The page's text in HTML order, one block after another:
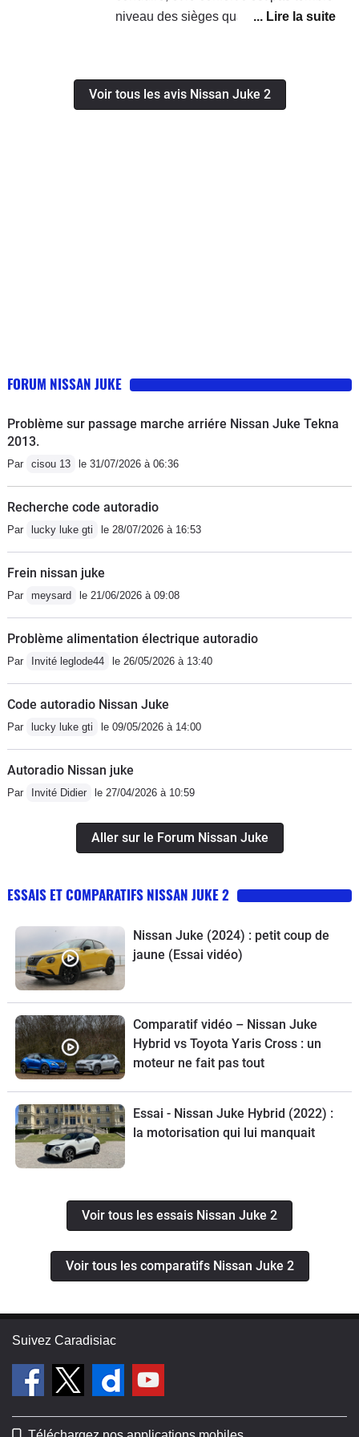
niveau des sièges quand on fait des
sa pousse bien j était étonné, y a
grand coffre pour un petit suv, et la
Voir tous les avis Nissan Juke 2
FORUM NISSAN JUKE
Problème sur passage marche arriére Nissan Juke Tekna
2013.
Par cisou 13 le 31/07/2026 à 06:36
Recherche code autoradio
Par lucky luke gti le 28/07/2026 à 16:53
Frein nissan juke
Par meysard le 21/06/2026 à 09:08
Problème alimentation électrique autoradio
Par Invité leglode44 le 26/05/2026 à 13:40
Code autoradio Nissan Juke
Par lucky luke gti le 09/05/2026 à 14:00
Autoradio Nissan juke
Par Invité Didier le 27/04/2026 à 10:59
Aller sur le Forum Nissan Juke
ESSAIS ET COMPARATIFS NISSAN JUKE 2
Nissan Juke (2024) : petit coup de
jaune (Essai vidéo)
Comparatif vidéo – Nissan Juke
Hybrid vs Toyota Yaris Cross : un
moteur ne fait pas tout
Essai - Nissan Juke Hybrid (2022) :
la motorisation qui lui manquait
Voir tous les essais Nissan Juke 2
Voir tous les comparatifs Nissan Juke 2
Suivez Caradisiac